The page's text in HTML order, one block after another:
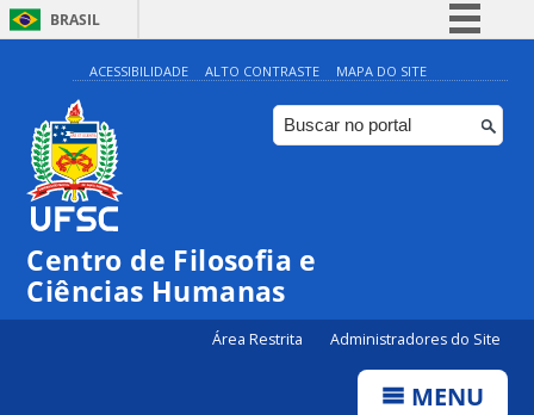
BRASIL
Simplifique!
Comunica BR
Participe
ACESSIBILIDADE ALTO CONTRASTE MAPA DO SITE
Centro de Filosofia e
Ciências Humanas
Área Restrita Administradores do Site
MENU